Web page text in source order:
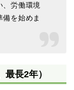
、労働環境
を始めま
長2年）